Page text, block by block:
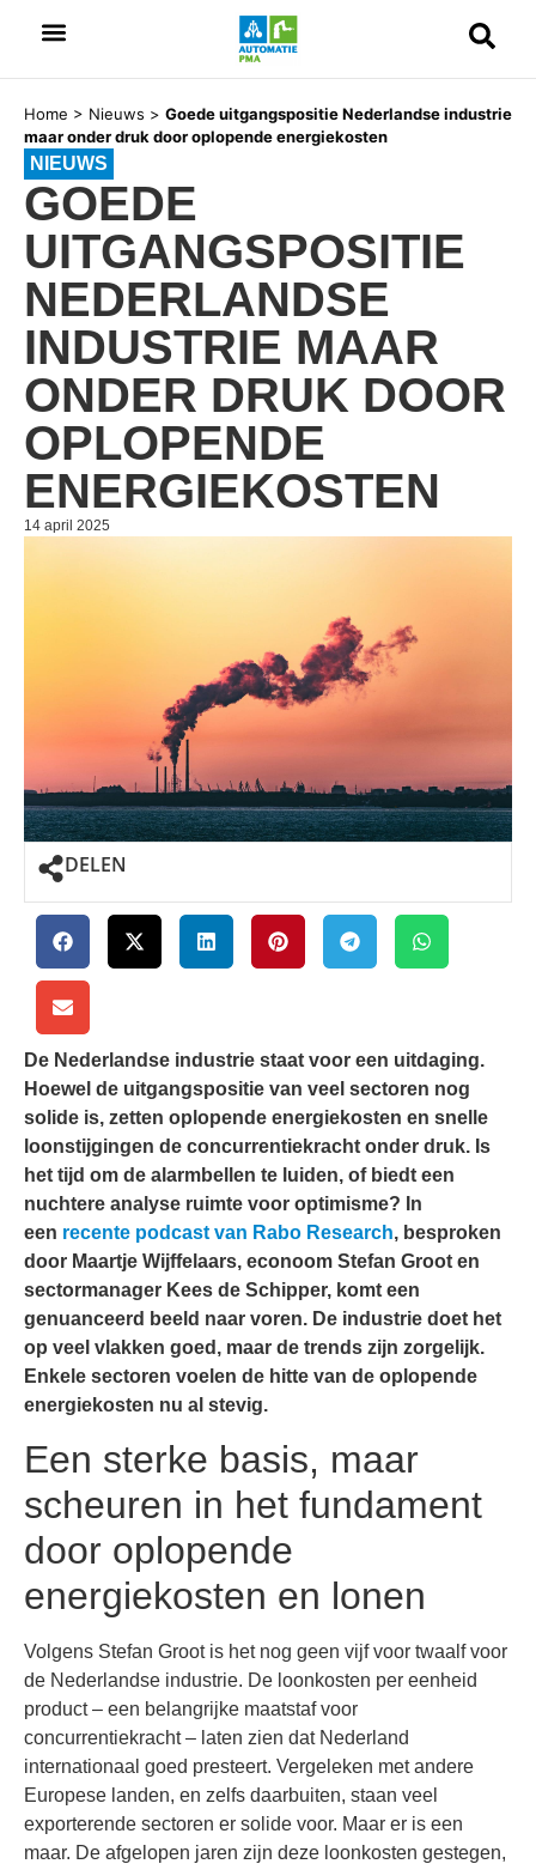
Home > Nieuws > Goede uitgangspositie Nederlandse industrie
maar onder druk door oplopende energiekosten
NIEUWS
GOEDE
UITGANGSPOSITIE
NEDERLANDSE
INDUSTRIE MAAR
ONDER DRUK DOOR
OPLOPENDE
ENERGIEKOSTEN
14 april 2025
DELEN
De Nederlandse industrie staat voor een uitdaging.
Hoewel de uitgangspositie van veel sectoren nog
solide is, zetten oplopende energiekosten en snelle
loonstijgingen de concurrentiekracht onder druk. Is
het tijd om de alarmbellen te luiden, of biedt een
nuchtere analyse ruimte voor optimisme? In
een recente podcast van Rabo Research, besproken
door Maartje Wijffelaars, econoom Stefan Groot en
sectormanager Kees de Schipper, komt een
genuanceerd beeld naar voren. De industrie doet het
op veel vlakken goed, maar de trends zijn zorgelijk.
Enkele sectoren voelen de hitte van de oplopende
energiekosten nu al stevig.
Een sterke basis, maar
scheuren in het fundament
door oplopende
energiekosten en lonen
Volgens Stefan Groot is het nog geen vijf voor twaalf voor
de Nederlandse industrie. De loonkosten per eenheid
product – een belangrijke maatstaf voor
concurrentiekracht – laten zien dat Nederland
internationaal goed presteert. Vergeleken met andere
Europese landen, en zelfs daarbuiten, staan veel
exporterende sectoren er solide voor. Maar er is een
maar. De afgelopen jaren zijn deze loonkosten gestegen,